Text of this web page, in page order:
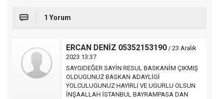
1 Yorum
ERCAN DENİZ 05352153190 / 23 Aralık
2023 13:37
SAYGIDEĞER SAYİN RESUL BASKANİM ÇIKMIŞ
OLDUGUNUZ BASKAN ADAYLİGİ
YOLCULUGUNUZ HAYIRLI VE UGURLU OLSUN
İNŞAALLAH İSTANBUL BAYRAMPASA DAN